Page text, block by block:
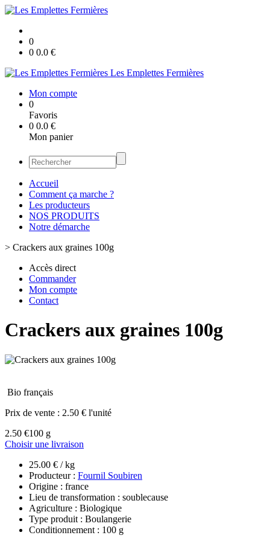
0
0 0.0 €
Les Emplettes Fermières
Mon compte
0
Favoris
0 0.0 €
Mon panier
Accueil
Comment ça marche ?
Les producteurs
NOS PRODUITS
Notre démarche
> Crackers aux graines 100g
Accès direct
Commander
Mon compte
Contact
Crackers aux graines 100g
Bio français
Prix de vente : 2.50 € l'unité
2.50 €100 g
Choisir une livraison
25.00 € / kg
Producteur : Fournil Soubiren
Origine : france
Lieu de transformation : soublecause
Agriculture : Biologique
Type produit : Boulangerie
Conditionnement : 100 g